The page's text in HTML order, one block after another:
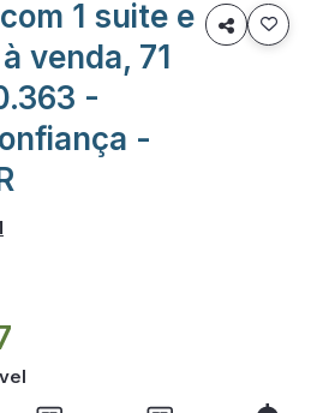
1 suite e
venda, 71
-
-
